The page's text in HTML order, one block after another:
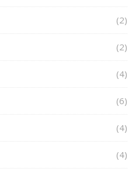
(2)
(2)
(4)
(6)
(4)
(4)